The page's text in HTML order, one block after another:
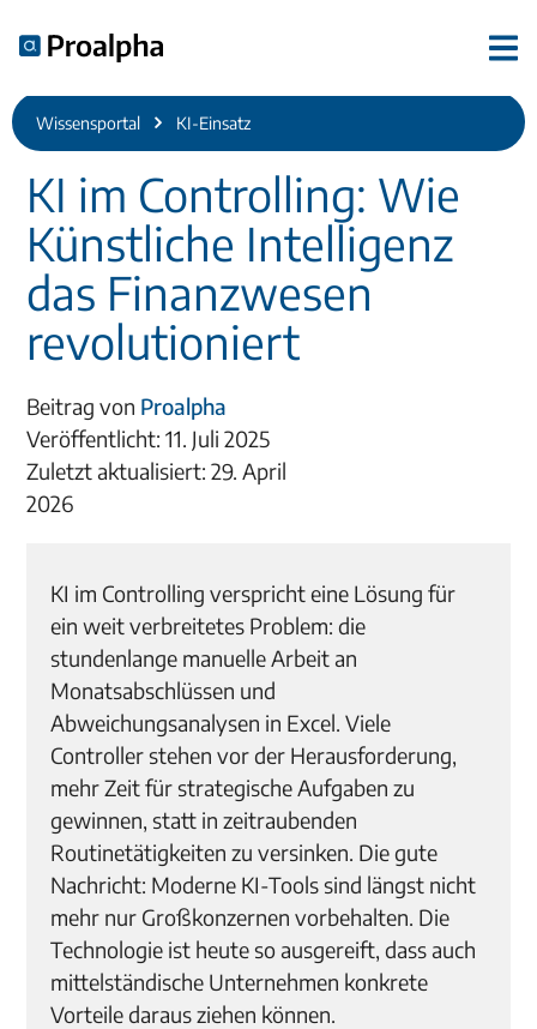
Wissensportal KI-Einsatz
KI im Controlling: Wie
Künstliche Intelligenz
das Finanzwesen
revolutioniert
Beitrag von Proalpha
Veröffentlicht: 11. Juli 2025
Zuletzt aktualisiert: 29. April
2026
KI im Controlling verspricht eine Lösung für
ein weit verbreitetes Problem: die
stundenlange manuelle Arbeit an
Monatsabschlüssen und
Abweichungsanalysen in Excel. Viele
Controller stehen vor der Herausforderung,
mehr Zeit für strategische Aufgaben zu
gewinnen, statt in zeitraubenden
Routinetätigkeiten zu versinken. Die gute
Nachricht: Moderne KI-Tools sind längst nicht
mehr nur Großkonzernen vorbehalten. Die
Technologie ist heute so ausgereift, dass auch
mittelständische Unternehmen konkrete
Vorteile daraus ziehen können.